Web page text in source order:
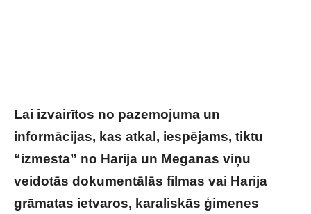
Lai izvairītos no pazemojuma un
informācijas, kas atkal, iespējams, tiktu
“izmesta” no Harija un Meganas viņu
veidotās dokumentālās filmas vai Harija
grāmatas ietvaros, karaliskās ģimenes